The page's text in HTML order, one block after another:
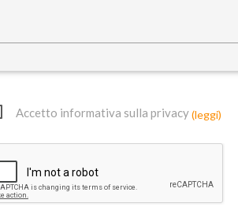
Accetto informativa sulla privacy(leggi)